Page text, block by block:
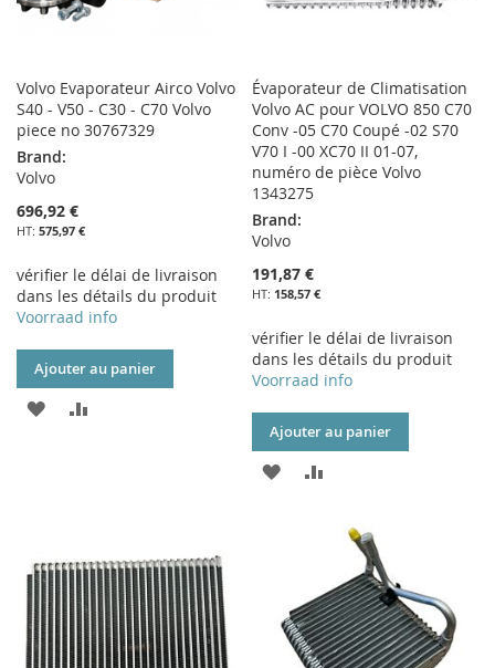
Volvo Evaporateur Airco Volvo
S40 - V50 - C30 - C70 Volvo
piece no 30767329
Brand:
Volvo
696,92 €
575,97 €
vérifier le délai de livraison
dans les détails du produit
Voorraad info
Ajouter au panier
AJOUTER
D’ENVIE
Évaporateur de Climatisation
Volvo AC pour VOLVO 850 C70
Conv -05 C70 Coupé -02 S70
V70 I -00 XC70 II 01-07,
numéro de pièce Volvo
1343275
Brand:
Volvo
191,87 €
158,57 €
vérifier le délai de livraison
dans les détails du produit
Voorraad info
Ajouter au panier
AJOUTER
D’ENVIE
COMPARATEUR